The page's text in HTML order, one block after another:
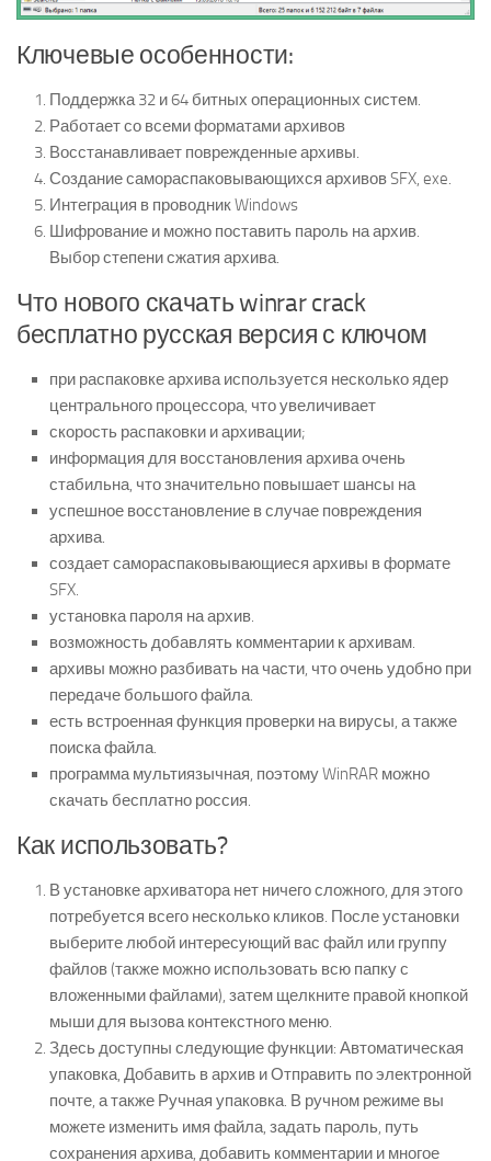
Ключевые особенности:
Поддержка 32 и 64 битных операционных систем.
Работает со всеми форматами архивов
Восстанавливает поврежденные архивы.
Создание самораспаковывающихся архивов SFX, exe.
Интеграция в проводник Windows
Шифрование и можно поставить пароль на архив.
Выбор степени сжатия архива.
Что нового скачать winrar crack
бесплатно русская версия с ключом
при распаковке архива используется несколько ядер
центрального процессора, что увеличивает
скорость распаковки и архивации;
информация для восстановления архива очень
стабильна, что значительно повышает шансы на
успешное восстановление в случае повреждения
архива.
создает самораспаковывающиеся архивы в формате
SFX.
установка пароля на архив.
возможность добавлять комментарии к архивам.
архивы можно разбивать на части, что очень удобно при
передаче большого файла.
есть встроенная функция проверки на вирусы, а также
поиска файла.
программа мультиязычная, поэтому WinRAR можно
скачать бесплатно россия.
Как использовать?
В установке архиватора нет ничего сложного, для этого
потребуется всего несколько кликов. После установки
выберите любой интересующий вас файл или группу
файлов (также можно использовать всю папку с
вложенными файлами), затем щелкните правой кнопкой
мыши для вызова контекстного меню.
Здесь доступны следующие функции: Автоматическая
упаковка, Добавить в архив и Отправить по электронной
почте, а также Ручная упаковка. В ручном режиме вы
можете изменить имя файла, задать пароль, путь
сохранения архива, добавить комментарии и многое